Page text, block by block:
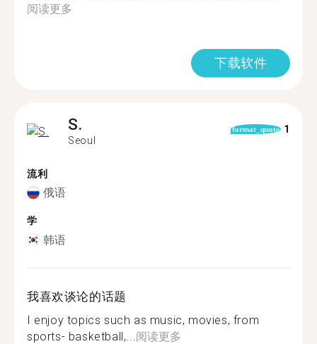
阅读更多
下载软件
S.
Seoul
format_quote 1
流利
俄语
学
韩语
我喜欢谈论的话题
I enjoy topics such as music, movies, from
sports- basketball,... 阅读更多